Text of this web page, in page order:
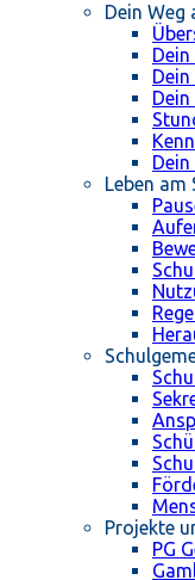
Dein Weg
Dein
Dein
Leben am
Projekte
PG